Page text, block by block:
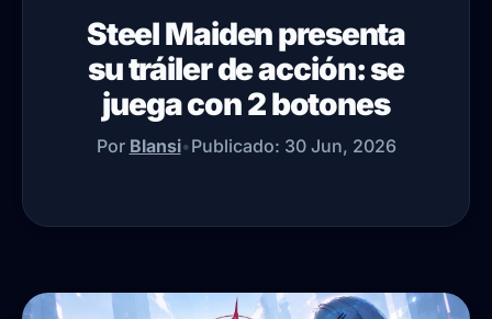
Steel Maiden presenta
su tráiler de acción: se
juega con 2 botones
Por Blansi•Publicado: 30 Jun, 2026